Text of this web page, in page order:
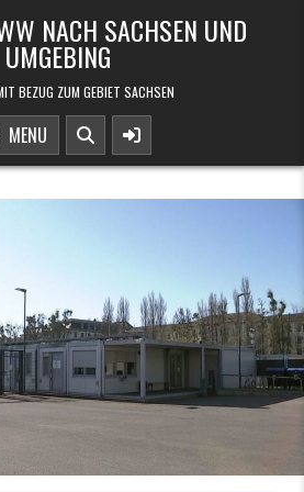
NACH SACHSEN UND
UMGEBING
BEZUG ZUM GEBIET SACHSEN
MENU